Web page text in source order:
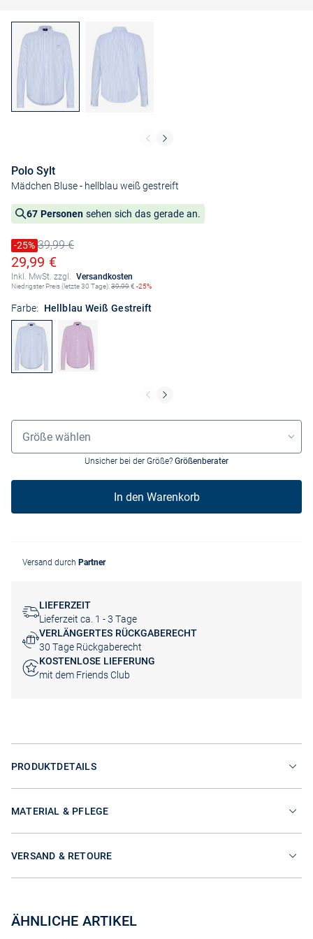
Polo Sylt
Mädchen Bluse- hellblau weiß gestreift
67 Personen sehen sich das gerade an.
Preis reduziert um
-25%
Alter Preis39,99 €
Ermäßigter Preis
29,99 €
Inkl. MwSt. zzgl. Versandkosten
Niedrigster Preis (letzte 30 Tage):39,99€ -25%
Farbe: Hellblau Weiß Gestreift
Größenauswahl
Größe wählen
Unsicher bei der Größe? Größenberater
In den Warenkorb
Versand durch Partner
LIEFERZEIT
Lieferzeit ca. 1 - 3 Tage
VERLÄNGERTES RÜCKGABERECHT
30 Tage Rückgaberecht
KOSTENLOSE LIEFERUNG
mit dem Friends Club
PRODUKTDETAILS
MATERIAL & PFLEGE
VERSAND & RETOURE
ÄHNLICHE ARTIKEL